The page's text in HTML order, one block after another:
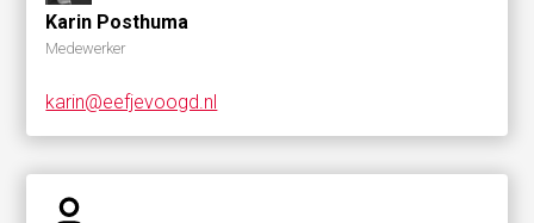
Karin Posthuma
Medewerker
karin@eefjevoogd.nl